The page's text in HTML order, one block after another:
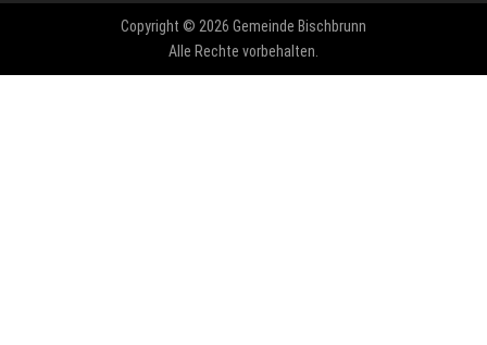
Copyright © 2026 Gemeinde Bischbrunn
Alle Rechte vorbehalten.